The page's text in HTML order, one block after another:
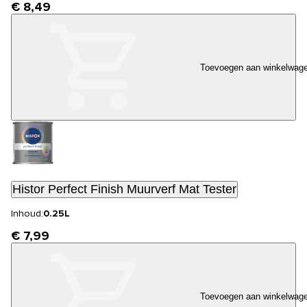
€ 8,49
Toevoegen aan
Histor Perfect Finish Muurverf Mat Tester
Inhoud:0.25L
€ 7,99
Toevoegen aan